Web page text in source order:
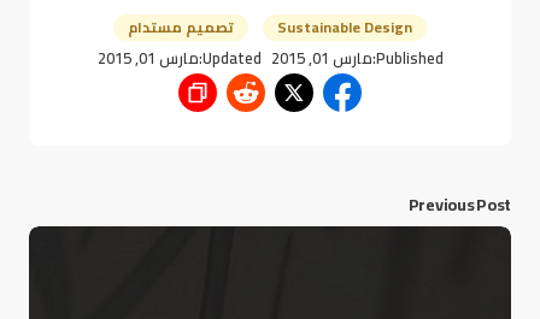
Sustainable Design تصميم مستدام
Published:مارس 01, 2015 Updated:مارس 01, 2015
Previous Post